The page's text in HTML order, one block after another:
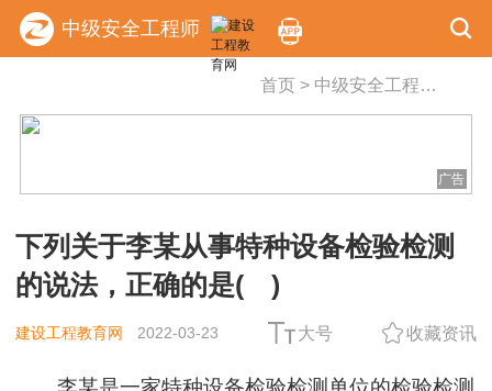
中级安全工程师
首页> 中级安全工程师
广告
下列关于李某从事特种设备检验检测
的说法，正确的是( )
建设工程教育网 2022-03-23 大号 收藏资讯